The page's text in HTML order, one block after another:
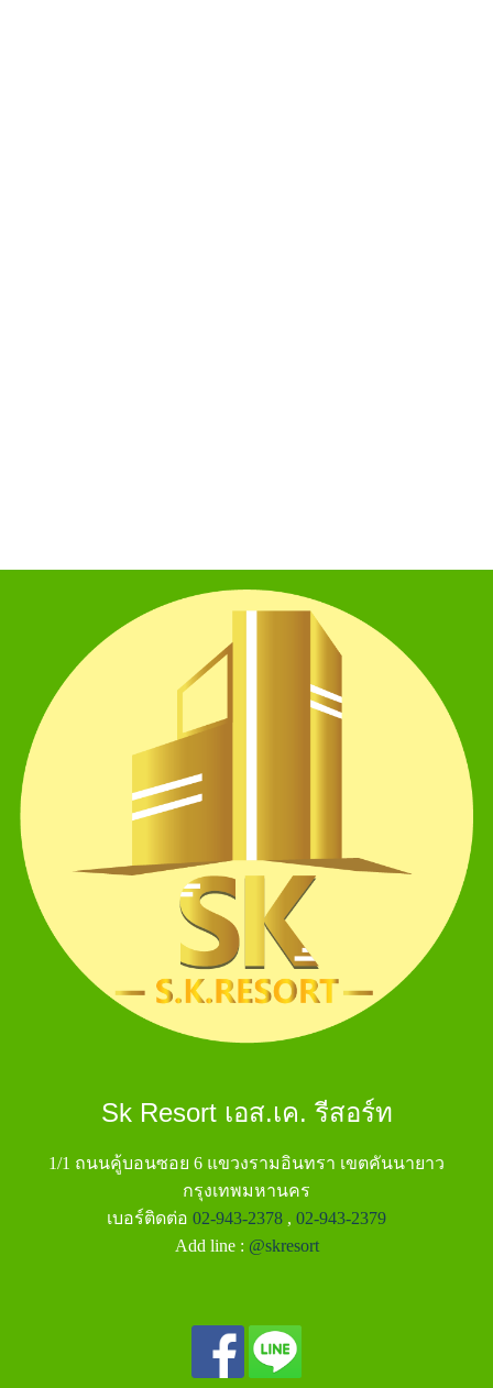
Sk Resort เอส.เค. รีสอร์ท
1/1 ถนนคู้บอนซอย 6 แขวงรามอินทรา เขตคันนายาว
กรุงเทพมหานคร
เบอร์ติดต่อ 02-943-2378 , 02-943-2379
Add line : @skresort